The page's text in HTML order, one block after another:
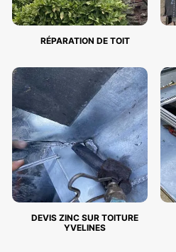
RÉPARATION DE TOIT
DEVIS ZINC SUR TOITURE
YVELINES